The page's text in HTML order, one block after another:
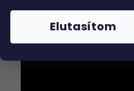
Elutasítom